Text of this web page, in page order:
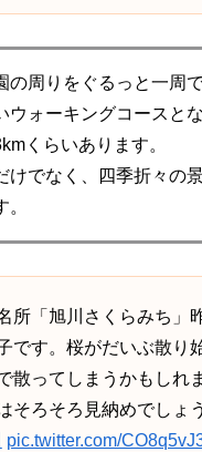
の周りをぐるっと一周
ウォーキングコースと
くらいあります。
けでなく、四季折々の
所「旭川さくらみち」
です。桜がだいぶ散り
散ってしまうかもしれ
そろそろ見納めでしょ
pic.twitter.com/